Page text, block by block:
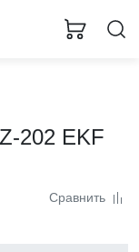
202 EKF
Сравнить